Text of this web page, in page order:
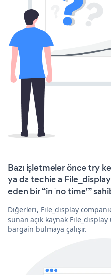
Bazı işletmeler önce try
ya da techie a
eden bir “in 'no time'”
Diğerleri, File_display
sunan açık kaynak
bargain bulmaya çalışır.